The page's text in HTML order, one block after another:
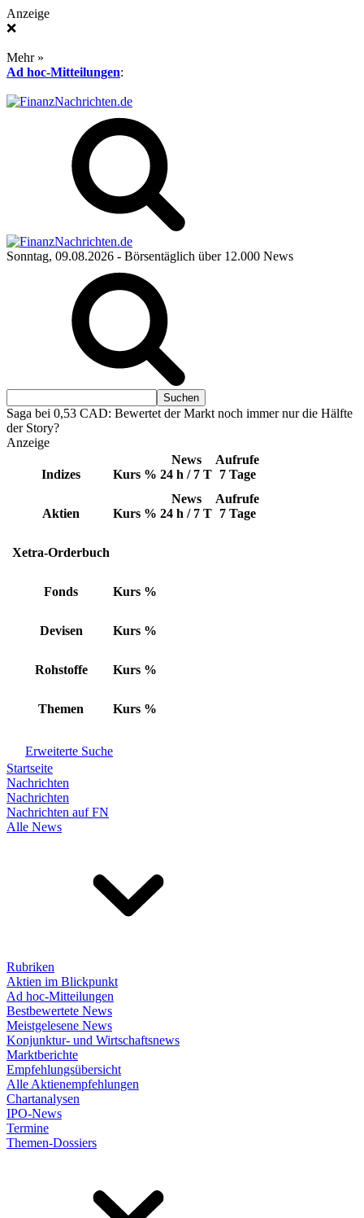
Anzeige
❌
Mehr »
Ad hoc-Mitteilungen:
Sonntag, 09.08.2026 - Börsentäglich über 12.000 News
Saga bei 0,53 CAD: Bewertet der Markt noch immer nur die Hälfte
der Story?
Anzeige
Indizes Kurs %
News
24 h / 7 T
Aufrufe
7 Tage
Aktien Kurs %
News
24 h / 7 T
Aufrufe
7 Tage
Xetra-Orderbuch
Fonds Kurs %
Devisen Kurs %
Rohstoffe Kurs %
Themen Kurs %
Erweiterte Suche
Startseite
Nachrichten
Nachrichten
Nachrichten auf FN
Alle News
Rubriken
Aktien im Blickpunkt
Ad hoc-Mitteilungen
Bestbewertete News
Meistgelesene News
Konjunktur- und Wirtschaftsnews
Marktberichte
Empfehlungsübersicht
Alle Aktienempfehlungen
Chartanalysen
IPO-News
Termine
Themen-Dossiers